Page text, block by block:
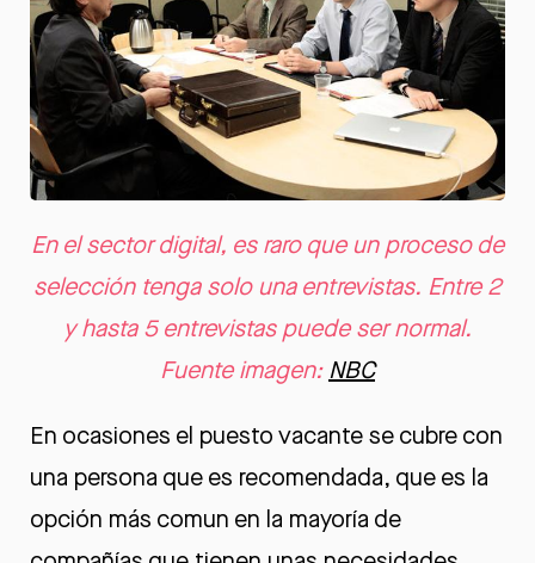
En el sector digital, es raro que un proceso de
selección tenga solo una entrevistas. Entre 2
y hasta 5 entrevistas puede ser normal.
Fuente imagen:NBC
En ocasiones el puesto vacante se cubre con
una persona que es recomendada, que es la
opción más comun en la mayoría de